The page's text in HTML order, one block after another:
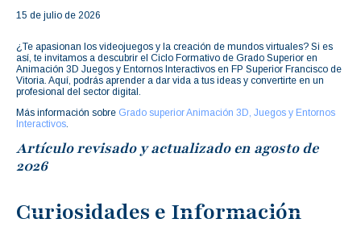
15 de julio de 2026
¿Te apasionan los videojuegos y la creación de mundos virtuales? Si es
así, te invitamos a descubrir el Ciclo Formativo de Grado Superior en
Animación 3D Juegos y Entornos Interactivos en FP Superior Francisco de
Vitoria. Aquí, podrás aprender a dar vida a tus ideas y convertirte en un
profesional del sector digital.
Más información sobre Grado superior Animación 3D, Juegos y Entornos
Interactivos.
Artículo revisado y actualizado en agosto de
2026
Curiosidades e Información